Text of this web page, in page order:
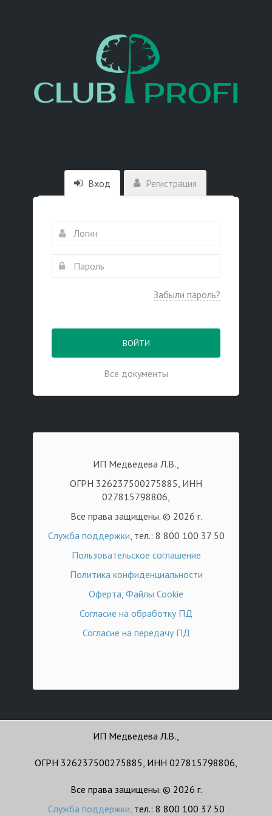
Вход Регистрация
Забыли пароль?
ВОЙТИ
Все документы
ИП Медведева Л.В.,
ОГРН 326237500275885, ИНН
027815798806,
Все права защищены. © 2026 г.
Служба поддержки, тел.: 8 800 100 37 50
Пользовательское соглашение
Политика конфиденциальности
Оферта, Файлы Cookie
Согласие на обработку ПД
Согласие на передачу ПД
ИП Медведева Л.В.,
ОГРН 326237500275885, ИНН 027815798806,
Все права защищены. © 2026 г.
Служба поддержки, тел.: 8 800 100 37 50